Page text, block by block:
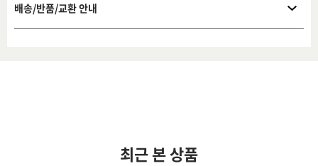
배송/반품/교환 안내
최근 본 상품